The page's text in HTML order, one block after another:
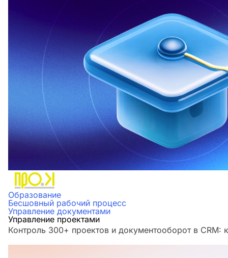
Образование
Бесшовный рабочий процесс
Управление документами
Управление проектами
Контроль 300+ проектов и документооборот в CRM: